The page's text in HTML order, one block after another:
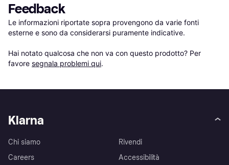
Feedback
Le informazioni riportate sopra provengono da varie fonti
esterne e sono da considerarsi puramente indicative.
Hai notato qualcosa che non va con questo prodotto? Per
favore segnala problemi qui.
Klarna
Chi siamo
Careers
Rivendi
Accessibilità